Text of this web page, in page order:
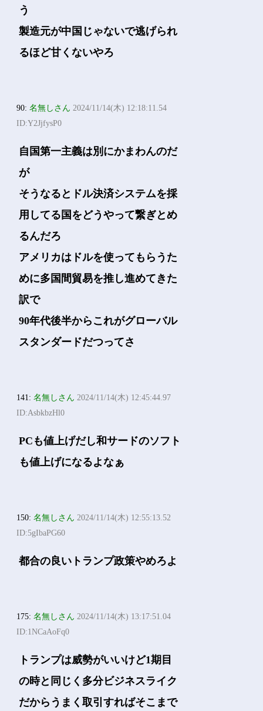
う
製造元が中国じゃないで逃げられ
るほど甘くないやろ
90:名無しさん 2024/11/14(木) 12:18:11.54
ID:Y2JjfysP0
自国第一主義は別にかまわんのだ
が
そうなるとドル決済システムを採
用してる国をどうやって繋ぎとめ
るんだろ
アメリカはドルを使ってもらうた
めに多国間貿易を推し進めてきた
訳で
90年代後半からこれがグローバル
スタンダードだつってさ
141:名無しさん 2024/11/14(木) 12:45:44.97
ID:AsbkbzHl0
PCも値上げだし和サードのソフト
も値上げになるよなぁ
150:名無しさん 2024/11/14(木) 12:55:13.52
ID:5gIbaPG60
都合の良いトランプ政策やめろよ
175:名無しさん 2024/11/14(木) 13:17:51.04
ID:1NCaAoFq0
トランプは威勢がいいけど1期目
の時と同じく多分ビジネスライク
だからうまく取引すればそこまで